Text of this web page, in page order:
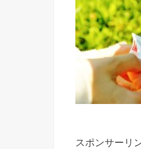
スポンサーリ